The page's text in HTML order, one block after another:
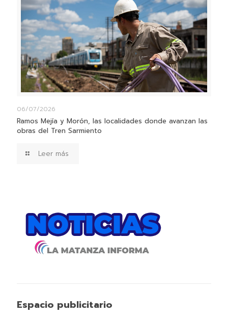
06/07/2026
Ramos Mejía y Morón, las localidades donde avanzan las
obras del Tren Sarmiento
Leer más
Espacio publicitario